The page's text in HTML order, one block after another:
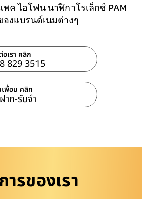
ค ไอโฟน นาฬิกาโรเล็กซ์ PAM
องแบรนด์เนมต่างๆ
เรา คลิก
829 3515
เพื่อน คลิก
าก-รับจํา
ารของเรา